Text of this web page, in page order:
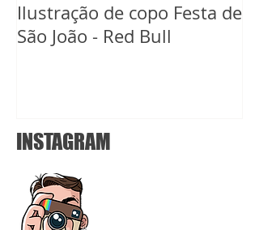
INSTAGRAM
Ilustração de copo Festa de
São João - Red Bull